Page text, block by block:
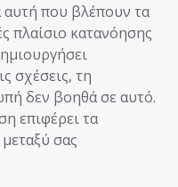
αυτή που βλέπουν τα
πλαίσιο κατανόησης
σχέσεις, τη
δεν βοηθά σε αυτό.
επιφέρει τα
σας